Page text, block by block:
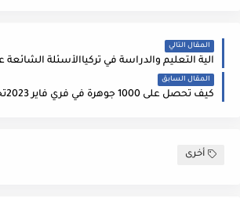
المقال التالي
المقال السابق
أخرى